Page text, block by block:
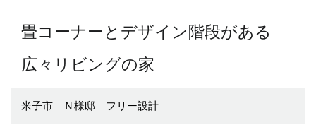
畳コーナーとデザイン階段がある
広々リビングの家
米子市 Ｎ様邸 フリー設計